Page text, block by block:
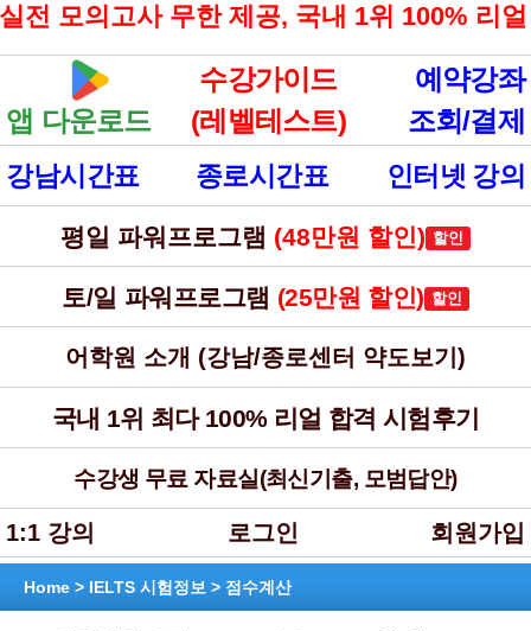
, 국내 1위 100% 리얼 최다 합격 후
앱 다운로드
수강가이드
(레벨테스트)
예약강좌
조회/결제
강남시간표
종로시간표 인터넷 강의
평일 파워프로그램 (48만원 할인)
토/일 파워프로그램 (25만원 할인)
어학원 소개 (강남/종로센터 약도보기)
국내 1위 최다 100% 리얼 합격 시험후기
수강생 무료 자료실(최신기출, 모범답안)
1:1 강의 로그인 회원가입
Home > IELTS 시험정보 > 점수계산